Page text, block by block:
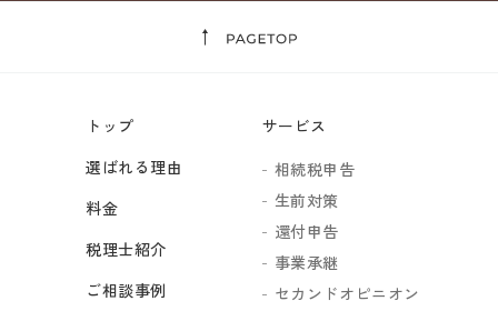
トップ
選ばれる理由
料金
税理士紹介
ご相談事例
サービス
相続税申告
生前対策
還付申告
事業承継
セカンドオピニオン